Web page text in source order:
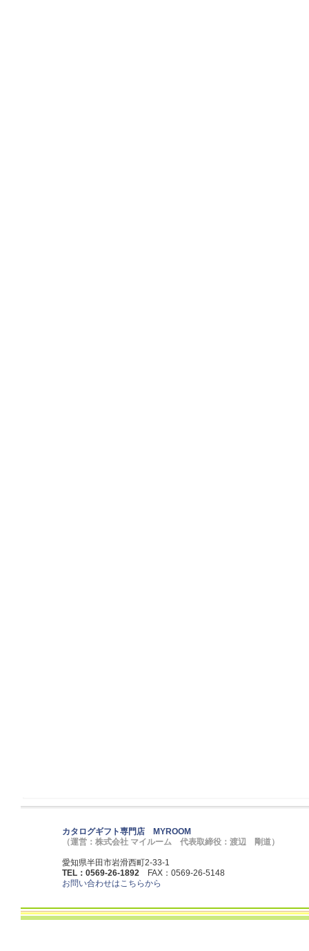
カタログギフト専門店 MYROOM
（運営：株式会社 マイルーム 代表取締役：渡辺 剛道）
愛知県半田市岩滑西町2-33-1
TEL：0569-26-1892 FAX：0569-26-5148
お問い合わせはこちらから